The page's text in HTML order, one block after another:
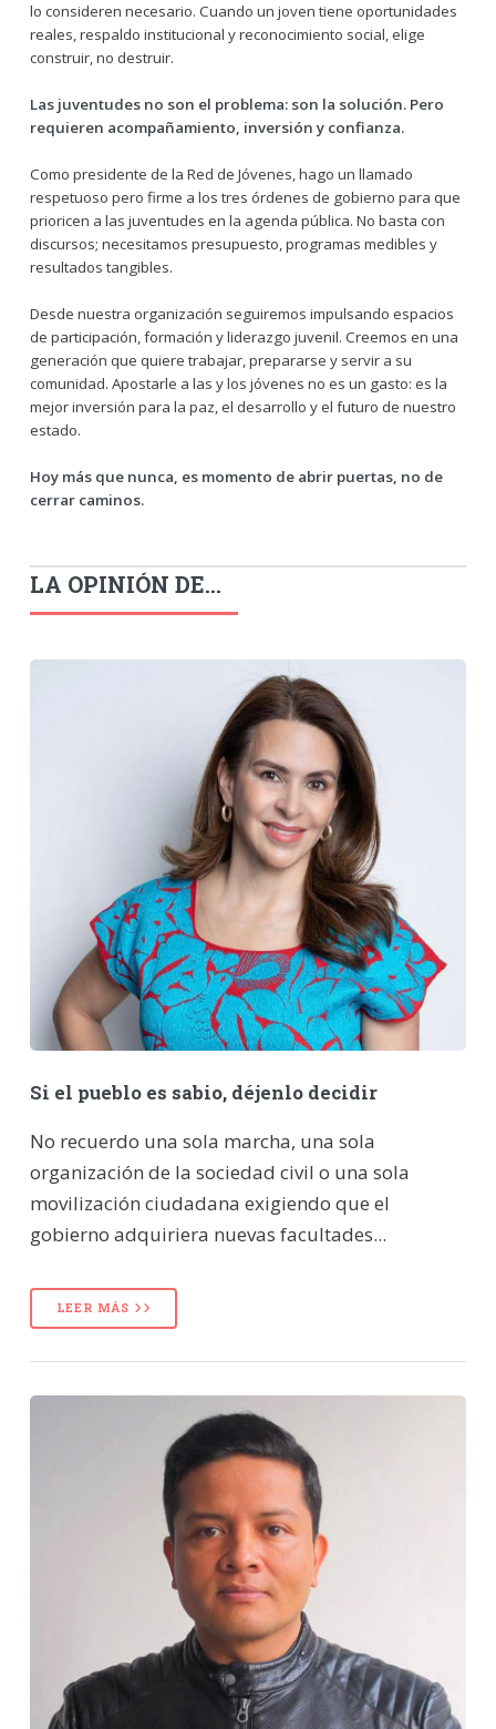
lo consideren necesario. Cuando un joven tiene oportunidades
reales, respaldo institucional y reconocimiento social, elige
construir, no destruir.
Las juventudes no son el problema: son la solución. Pero
requieren acompañamiento, inversión y confianza.
Como presidente de la Red de Jóvenes, hago un llamado
respetuoso pero firme a los tres órdenes de gobierno para que
prioricen a las juventudes en la agenda pública. No basta con
discursos; necesitamos presupuesto, programas medibles y
resultados tangibles.
Desde nuestra organización seguiremos impulsando espacios
de participación, formación y liderazgo juvenil. Creemos en una
generación que quiere trabajar, prepararse y servir a su
comunidad. Apostarle a las y los jóvenes no es un gasto: es la
mejor inversión para la paz, el desarrollo y el futuro de nuestro
estado.
Hoy más que nunca, es momento de abrir puertas, no de
cerrar caminos.
LA OPINIÓN DE...
Si el pueblo es sabio, déjenlo decidir
No recuerdo una sola marcha, una sola
organización de la sociedad civil o una sola
movilización ciudadana exigiendo que el
gobierno adquiriera nuevas facultades...
LEER MÁS